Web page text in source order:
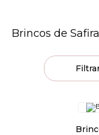
Brincos de Safira